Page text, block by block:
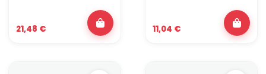
21,48 € 11,04 €